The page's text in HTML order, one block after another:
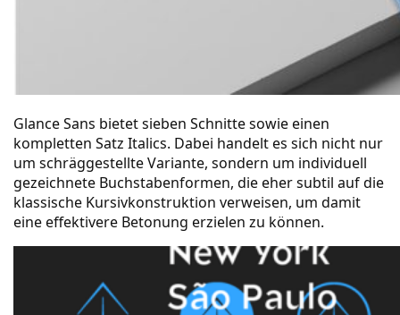
Glance Sans bietet sieben Schnitte sowie einen
kompletten Satz Italics. Dabei handelt es sich nicht nur
um schräggestellte Variante, sondern um individuell
gezeichnete Buchstabenformen, die eher subtil auf die
klassische Kursivkonstruktion verweisen, um damit
eine effektivere Betonung erzielen zu können.